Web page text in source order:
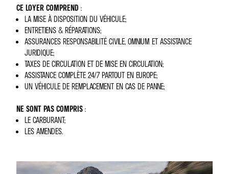
CE LOYER COMPREND :
LA MISE À DISPOSITION DU VÉHICULE;
ENTRETIENS & RÉPARATIONS;
ASSURANCES RESPONSABILITÉ CIVILE, OMNIUM ET ASSISTANCE
JURIDIQUE;
TAXES DE CIRCULATION ET DE MISE EN CIRCULATION;
ASSISTANCE COMPLÈTE 24/7 PARTOUT EN EUROPE;
UN VÉHICULE DE REMPLACEMENT EN CAS DE PANNE;
NE SONT PAS COMPRIS :
LE CARBURANT;
LES AMENDES.